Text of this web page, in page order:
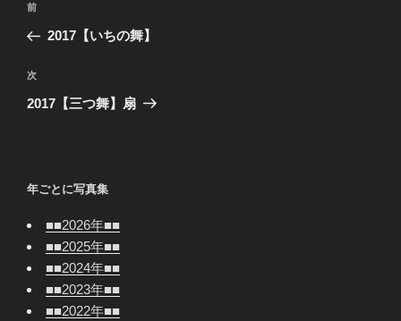
ナ
ビ
ゲ
ン
前
の
稿
前
2017【いちの舞】
次
の
次
2017【三つ舞】扇
年ごとに写真集
■■2026年■■
■■2025年■■
■■2024年■■
■■2023年■■
■■2022年■■